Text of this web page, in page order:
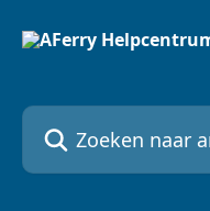
Zoeken naar artikelen ...